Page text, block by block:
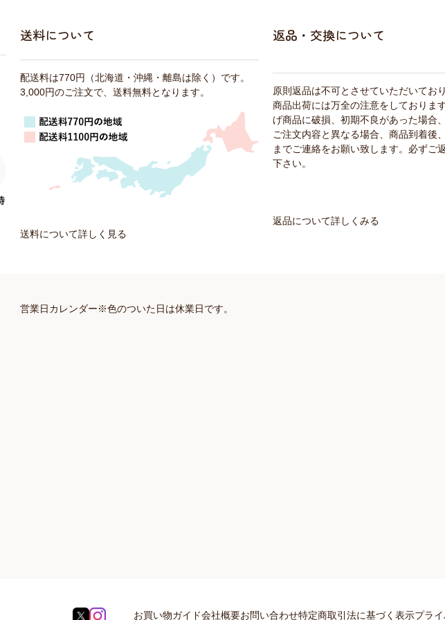
送料について
配送料は770円（北海道・沖縄・離島は除く）です。
3,000円のご注文で、送料無料となります。
送料について詳しく見る
返品・交換について
原則返品は不可とさせていただいてお
商品出荷には万全の注意をしておりま
げ商品に破損、初期不良があった場合
ご注文内容と異なる場合、商品到着後
までご連絡をお願い致します。必ずご
下さい。
返品について詳しくみる
営業日カレンダー※色のついた日は休業日です。
お買い物ガイド会社概要お問い合わせ特定商取引法に基づく表示プラ